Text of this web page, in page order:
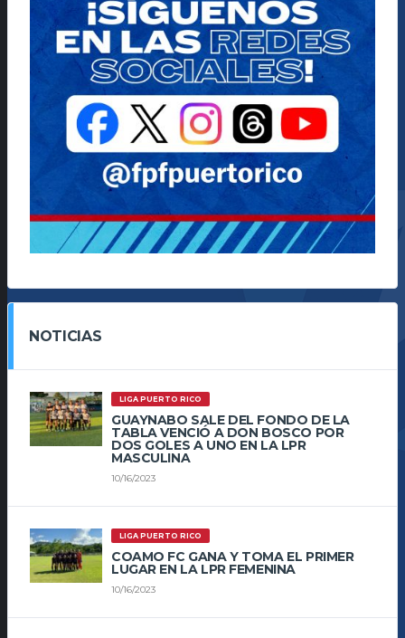
NOTICIAS
LIGA PUERTO RICO
GUAYNABO SALE DEL FONDO DE LA
TABLA VENCIÓ A DON BOSCO POR
DOS GOLES A UNO EN LA LPR
MASCULINA
10/16/2023
LIGA PUERTO RICO
COAMO FC GANA Y TOMA EL PRIMER
LUGAR EN LA LPR FEMENINA
10/16/2023